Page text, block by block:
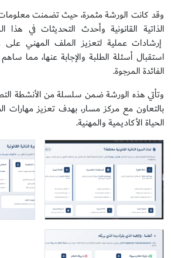
وقد كانت الورشة مثمرة، حيث تضمنت
الذاتية القانونية وأحدث التحديثات في
استقبال أسئلة الطلبة والإجابة عنها، مما
الفائدة المرجوة.
وتأتي هذه الورشة ضمن سلسلة من الأنشطة
بالتعاون مع مركز مسار، بهدف تعزيز مهارات
الحياة الأكاديمية والمهنية.